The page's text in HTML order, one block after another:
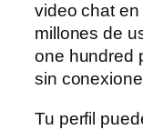
video chat
millones de
one hundred
sin
Tu perfil